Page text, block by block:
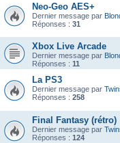
Neo-Geo AES+
Dernier message par
Réponses : 31
Xbox Live Arcade
Dernier message par
Réponses : 11
La PS3
Dernier message par
Réponses : 258
Final Fantasy (rétro)
Dernier message par
Réponses : 124